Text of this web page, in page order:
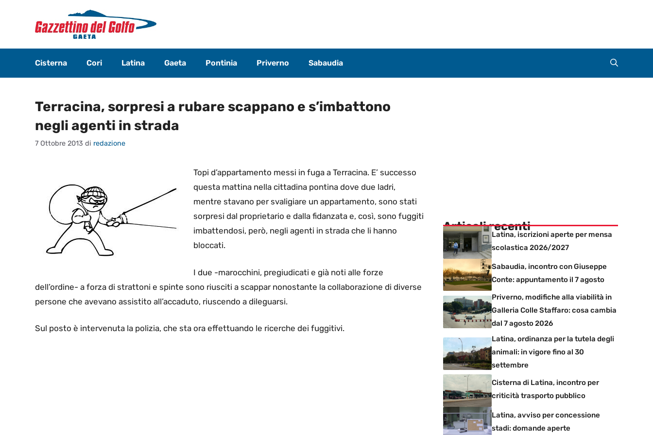
contenuto
Cisterna Cori Latina Gaeta Pontinia Priverno Sabaudia
Terracina, sorpresi a rubare scappano e s’imbattono
negli agenti in strada
7 Ottobre 2013 di redazione
Topi d’appartamento messi in fuga a Terracina. E’ successo
questa mattina nella cittadina pontina dove due ladri,
mentre stavano per svaligiare un appartamento, sono stati
sorpresi dal proprietario e dalla fidanzata e, così, sono fuggiti
imbattendosi, però, negli agenti in strada che li hanno
bloccati.
I due -marocchini, pregiudicati e già noti alle forze
dell’ordine- a forza di strattoni e spinte sono riusciti a scappar nonostante la collaborazione di diverse
persone che avevano assistito all’accaduto, riuscendo a dileguarsi.
Sul posto è intervenuta la polizia, che sta ora effettuando le ricerche dei fuggitivi.
Articoli recenti
Latina, iscrizioni aperte per mensa
scolastica 2026/2027
Sabaudia, incontro con Giuseppe
Conte: appuntamento il 7 agosto
Priverno, modifiche alla viabilità in
Galleria Colle Staffaro: cosa cambia
dal 7 agosto 2026
Latina, ordinanza per la tutela degli
animali: in vigore fino al 30
settembre
Cisterna di Latina, incontro per
criticità trasporto pubblico
Latina, avviso per concessione
stadi: domande aperte